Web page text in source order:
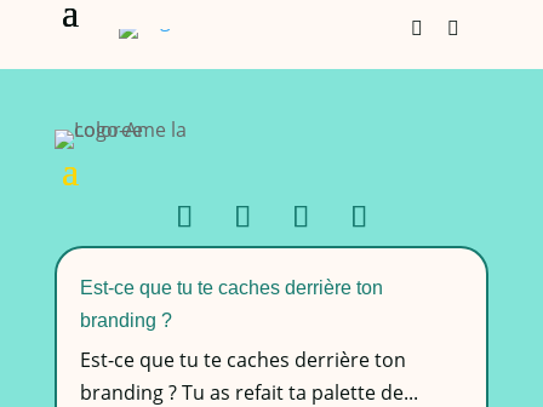
 
Est-ce que tu te caches derrière ton
branding ?
Est-ce que tu te caches derrière ton
branding ? Tu as refait ta palette de...